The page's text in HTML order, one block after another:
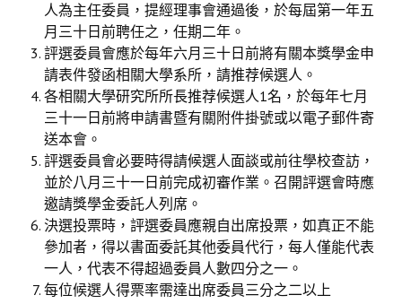
人為主任委員，提經理事會通過後，於每屆第一年五
月三十日前聘任之，任期二年。
評選委員會應於每年六月三十日前將有關本獎學金申
請表件發函相關大學系所，請推荐候選人。
各相關大學研究所所長推荐候選人1名，於每年七月
三十一日前將申請書暨有關附件掛號或以電子郵件寄
送本會。
評選委員會必要時得請候選人面談或前往學校查訪，
並於八月三十一日前完成初審作業。召開評選會時應
邀請獎學金委託人列席。
決選投票時，評選委員應親自出席投票，如真正不能
參加者，得以書面委託其他委員代行，每人僅能代表
一人，代表不得超過委員人數四分之一。
每位候選人得票率需達出席委員三分之二以上